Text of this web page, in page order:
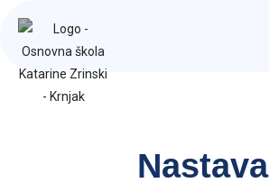
Nastava